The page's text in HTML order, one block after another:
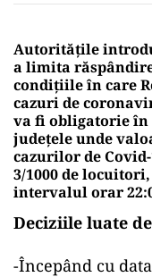
Autoritățile
a limita
condițiile în care
cazuri de
va fi obligatorie
județele unde
cazurilor de
3/1000 de
intervalul orar
Deciziile luate de
-Începând cu